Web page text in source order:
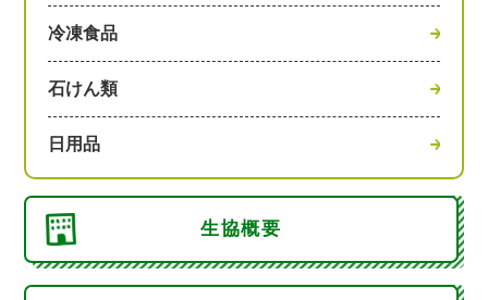
冷凍食品
石けん類
日用品
生協概要